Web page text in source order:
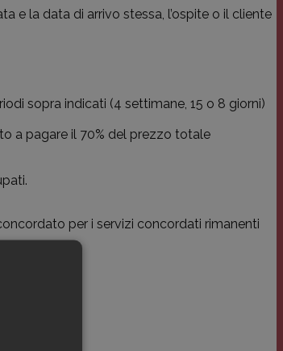
e la data di arrivo stessa, l’ospite o il cliente
sopra indicati (4 settimane, 15 o 8 giorni)
a pagare il 70% del prezzo totale
per i servizi concordati rimanenti